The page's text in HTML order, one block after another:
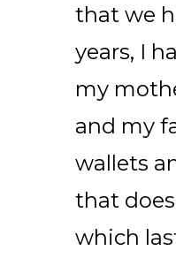
that we
years, I
my
and my
wallets
that
which